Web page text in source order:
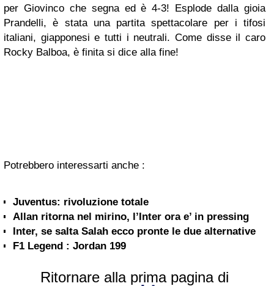
per Giovinco che segna ed è 4-3! Esplode dalla gioia
Prandelli, è stata una partita spettacolare per i tifosi
italiani, giapponesi e tutti i neutrali. Come disse il caro
Rocky Balboa, è finita si dice alla fine!
Potrebbero interessarti anche :
Juventus: rivoluzione totale
Allan ritorna nel mirino, l’Inter ora e’ in pressing
Inter, se salta Salah ecco pronte le due alternative
F1 Legend : Jordan 199
Ritornare alla prima pagina di